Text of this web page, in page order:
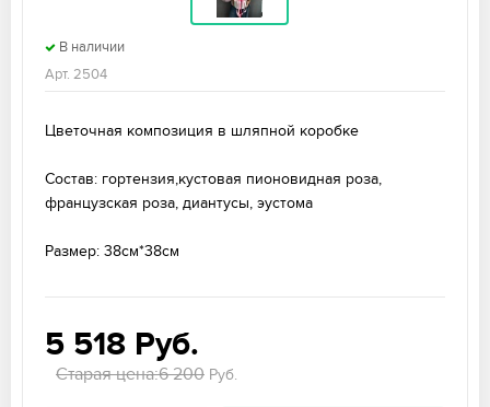
В наличии
Арт. 2504
Цветочная композиция в шляпной коробке
Состав: гортензия,кустовая пионовидная роза,
французская роза, диантусы, эустома
Размер: 38см*38см
5 518 Руб.
Старая цена:6 200 Руб.